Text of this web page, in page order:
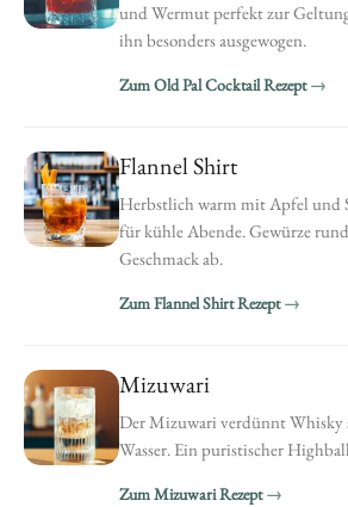
und Wermut perfekt zur
ihn besonders ausgewogen.
Zum Old Pal Cocktail Rezept
Flannel Shirt
Herbstlich warm mit Apfel und
für kühle Abende. Gewürze
Geschmack ab.
Zum Flannel Shirt Rezept
Mizuwari
Der Mizuwari verdünnt
Wasser. Ein puristischer
Zum Mizuwari Rezept